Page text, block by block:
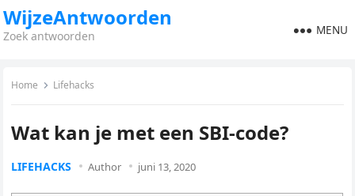
WijzeAntwoorden
Zoek antwoorden MENU
Home Lifehacks
Wat kan je met een SBI-code?
LIFEHACKS Author juni 13, 2020